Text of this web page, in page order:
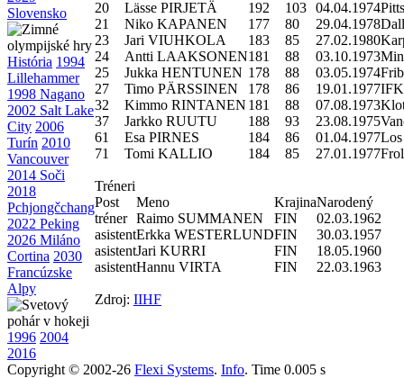
Slovensko
História 1994
Lillehammer
1998 Nagano
2002 Salt Lake
City 2006
Turín 2010
Vancouver
2014 Soči
2018
Pchjongčchang
2022 Peking
2026 Miláno
Cortina 2030
Francúzske
Alpy
1996 2004
2016
20
Lässe PIRJETÄ 192 103 04.04.1974
21
Niko KAPANEN 177 80 29.04.1978
23
Jari VIUHKOLA 183 85 27.02.1980
24
Antti LAAKSONEN181 88 03.10.1973
25
Jukka HENTUNEN 178 88 03.05.1974
27
Timo PÄRSSINEN 178 86 19.01.1977
32
Kimmo RINTANEN 181 88 07.08.1973
37
Jarkko RUUTU 188 93 23.08.1975
61
Esa PIRNES 184 86 01.04.1977
71
Tomi KALLIO 184 85 27.01.1977
Tréneri
Post
Meno KrajinaNarodený
tréner Raimo SUMMANEN FIN
02.03.1962
asistentErkka WESTERLUNDFIN
30.03.1957
asistentJari KURRI FIN
18.05.1960
asistentHannu VIRTA FIN 22.03.1963
Zdroj: IIHF
Copyright © 2002-26 Flexi Systems. Info. Time 0.005 s